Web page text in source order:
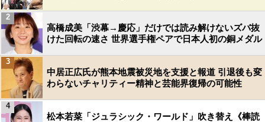
高橋成美「渋幕→慶応」だけでは読み解けないズバ抜
けた回転の速さ 世界選手権ペアで日本人初の銅メダル
2
中居正広氏が熊本地震被災地を支援と報道 引退後も変
わらないチャリティー精神と芸能界復帰の可能性
3
松本若菜「ジュラシック・ワールド」吹き替え《棒読
4